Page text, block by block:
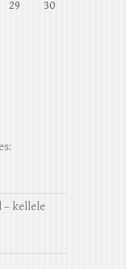
29
30
– kellele